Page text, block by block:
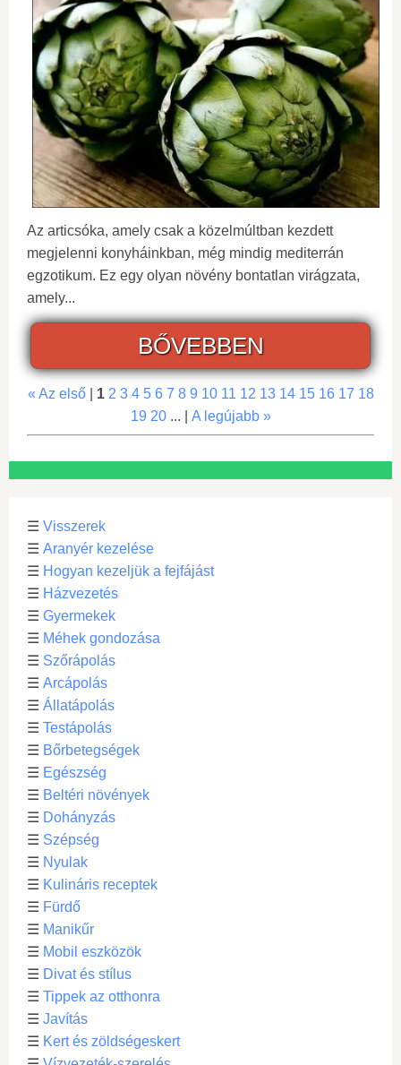
Az articsóka, amely csak a közelmúltban kezdett
megjelenni konyháinkban, még mindig mediterrán
egzotikum. Ez egy olyan növény bontatlan virágzata,
amely...
BŐVEBBEN
« Az első| 1 2 3 4 5 6 7 8 9 10 11 12 13 14 15 16 17 18
19 20... | A legújabb »
☰ Visszerek
☰ Aranyér kezelése
☰ Hogyan kezeljük a fejfájást
☰ Házvezetés
☰ Gyermekek
☰ Méhek gondozása
☰ Szőrápolás
☰ Arcápolás
☰ Állatápolás
☰ Testápolás
☰ Bőrbetegségek
☰ Egészség
☰ Beltéri növények
☰ Dohányzás
☰ Szépség
☰ Nyulak
☰ Kulináris receptek
☰ Fürdő
☰ Manikűr
☰ Mobil eszközök
☰ Divat és stílus
☰ Tippek az otthonra
☰ Javítás
☰ Kert és zöldségeskert